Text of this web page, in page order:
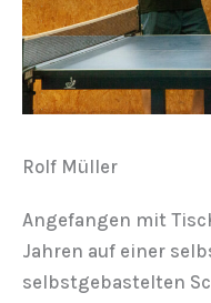
Rolf Müller
Angefangen mit
Jahren auf einer
selbstgebastelten